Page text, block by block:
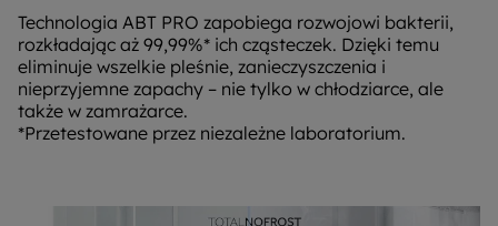
Technologia ABT PRO zapobiega rozwojowi bakterii,
rozkładając aż 99,99%* ich cząsteczek. Dzięki temu
eliminuje wszelkie pleśnie, zanieczyszczenia i
nieprzyjemne zapachy – nie tylko w chłodziarce, ale
także w zamrażarce.
*Przetestowane przez niezależne laboratorium.